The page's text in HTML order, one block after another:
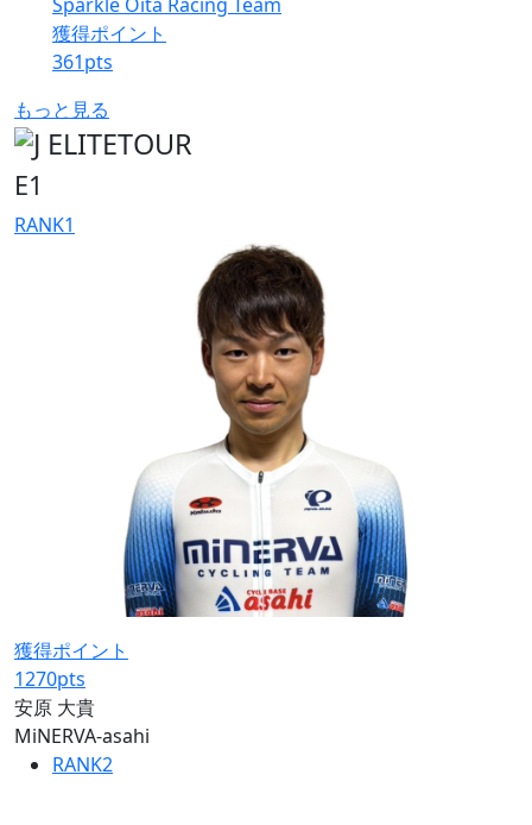
獲得ポイント
361pts
もっと見る
E1
RANK1
獲得ポイント
1270pts
安原 大貴
MiNERVA-asahi
RANK2